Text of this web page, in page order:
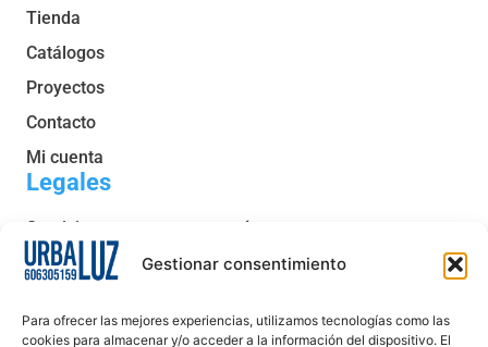
Gestionar consentimiento
Para ofrecer las mejores experiencias, utilizamos tecnologías como las
cookies para almacenar y/o acceder a la información del dispositivo. El
Tienda
Catálogos
Proyectos
Contacto
Mi cuenta
Legales
Servicio post venta y garantía
Condiciones generales de venta
Política de cookies